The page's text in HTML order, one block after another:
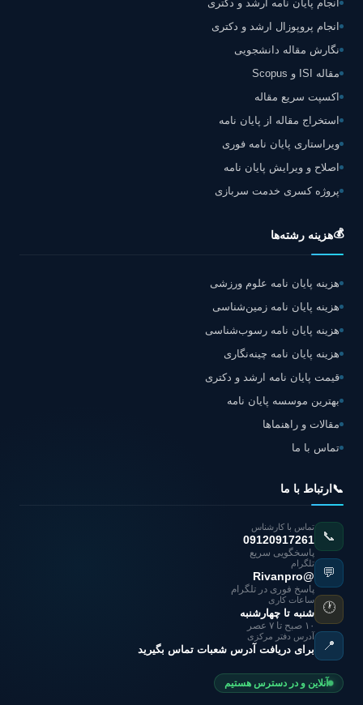
انجام پایان نامه ارشد و دکتری
انجام پروپوزال ارشد و دکتری
نگارش مقاله دانشجویی
مقاله ISI و Scopus
اکسپت سریع مقاله
استخراج مقاله از پایان نامه
ویراستاری پایان نامه فوری
اصلاح و ویرایش پایان نامه
پروژه کسری خدمت سربازی
💰هزینه رشته‌ها
هزینه پایان نامه علوم ورزشی
هزینه پایان نامه زمین‌شناسی
هزینه پایان نامه رسوب‌شناسی
هزینه پایان نامه چینه‌نگاری
قیمت پایان نامه ارشد و دکتری
بهترین موسسه پایان نامه
مقالات و راهنماها
تماس با ما
📞 ارتباط با ما
📞
تماس با کارشناس
09120917261
پاسخگویی سریع
💬
تلگرام
@Rivanpro
پاسخ فوری در تلگرام
🕐
ساعات کاری
شنبه تا چهارشنبه
۱۰ صبح تا ۷ عصر
📍
آدرس دفتر مرکزی
برای دریافت آدرس شعبات تماس بگیرید
آنلاین و در دسترس هستیم